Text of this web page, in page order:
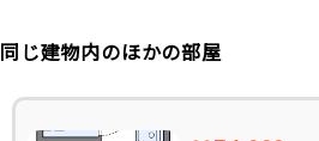
同じ建物内のほかの部屋